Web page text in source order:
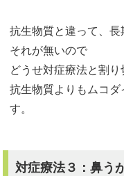
抗生物質と違って、
それが無いので
どうせ対症療法と割り
抗生物質よりもムコ
す。
対症療法３：鼻う